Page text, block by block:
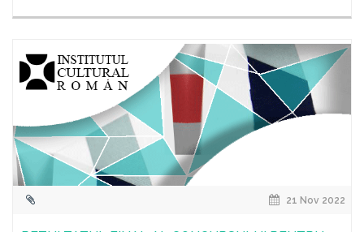
21 Nov 2022